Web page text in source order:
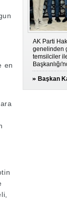
en
AK Parti
genelinden
temsilciler
Başkan
ağırladı